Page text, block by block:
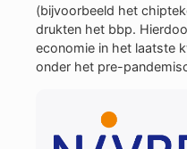
(bijvoorbeeld het
drukten het bbp.
economie in het laatste
onder het pre-